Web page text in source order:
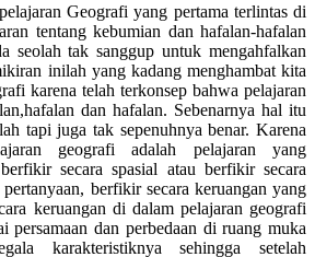
Geografi yang pertama terlintas di
tentang kebumian dan hafalan-hafalan
seolah tak sanggup untuk mengahfalkan
inilah yang kadang menghambat kita
karena telah terkonsep bahwa pelajaran
dan hafalan. Sebenarnya hal itu
tapi juga tak sepenuhnya benar. Karena
geografi adalah pelajaran yang
secara spasial atau berfikir secara
berfikir secara keruangan yang
keruangan di dalam pelajaran geografi
persamaan dan perbedaan di ruang muka
karakteristiknya sehingga setelah